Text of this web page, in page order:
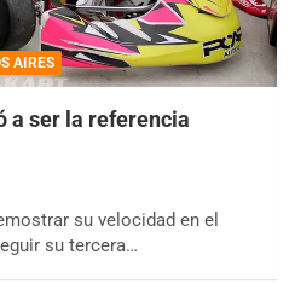
AIRES
a ser la referencia
su velocidad en el
su tercera…